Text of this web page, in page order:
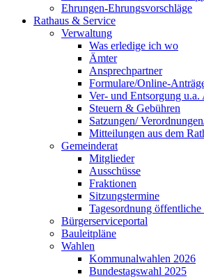
Ehrungen-Ehrungsvorschläge
Rathaus & Service
Verwaltung
Was erledige ich wo
Ämter
Ansprechpartner
Formulare/Online-
Ver- und Entsorgung
Steuern & Gebühren
Satzungen/
Mitteilungen aus dem
Gemeinderat
Mitglieder
Ausschüsse
Fraktionen
Sitzungstermine
Tagesordnung
Bürgerserviceportal
Bauleitpläne
Wahlen
Kommunalwahlen 2026
Bundestagswahl 2025